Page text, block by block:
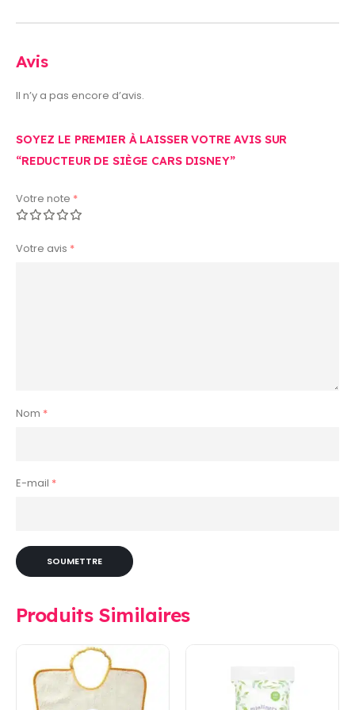
Avis
Il n’y a pas encore d’avis.
SOYEZ LE PREMIER À LAISSER VOTRE AVIS SUR
“REDUCTEUR DE SIÈGE CARS DISNEY”
Votre note *
Votre avis *
Nom *
E-mail *
Produits Similaires